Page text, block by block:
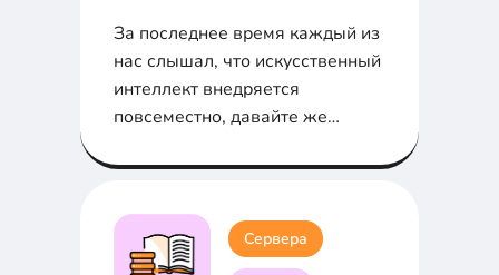
За последнее время каждый из
нас слышал, что искусственный
интеллект внедряется
повсеместно, давайте же
внедряется ИИ в
Сервера